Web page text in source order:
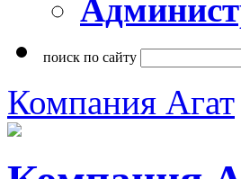
поиск по сайту
Компания Агат